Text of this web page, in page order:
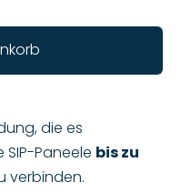
die es
SIP-Paneele bis zu
verbinden.